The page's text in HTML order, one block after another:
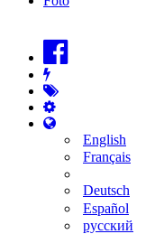
English
Français
Deutsch
Español
русский